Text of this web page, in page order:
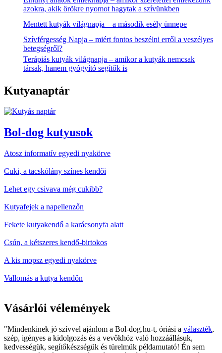
azokra, akik örökre nyomot hagytak a szívünkben
Mentett kutyák világnapja – a második esély ünnepe
Szívférgesség Napja – miért fontos beszélni erről a veszélyes
betegségről?
Terápiás kutyák világnapja – amikor a kutyák nemcsak
társak, hanem gyógyító segítők is
Kutyanaptár
Bol-dog kutyusok
Atosz informatív egyedi nyakörve
Cuki, a tacskólány színes kendői
Lehet egy csivava még cukibb?
Kutyafejek a napellenzőn
Fekete kutyakendő a karácsonyfa alatt
Csún, a kétszeres kendő-birtokos
A kis mopsz egyedi nyakörve
Vallomás a kutya kendőn
Vásárlói vélemények
"Mindenkinek jó szívvel ajánlom a Bol-dog.hu-t, óriási a választék,
szép, igényes a kidolgozás és a vevőkhöz való hozzáállásuk,
kedvességük, segítőkészségük és türelmük példamutató! Én sem